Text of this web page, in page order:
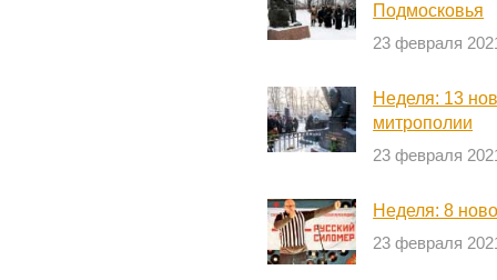
Подмосковья
23 февраля
Неделя: 13
митрополии
23 февраля
Неделя: 8
23 февраля